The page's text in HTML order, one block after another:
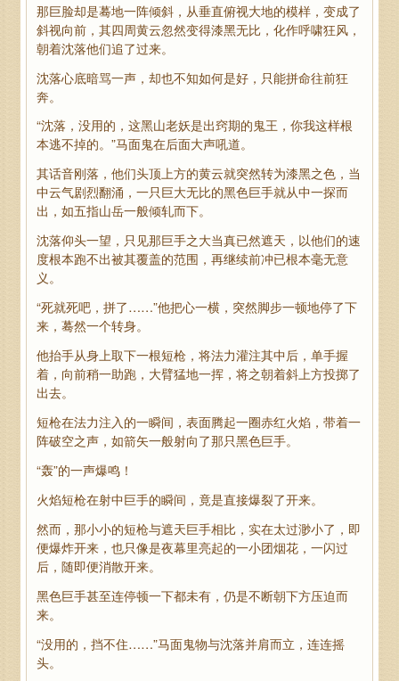
那巨脸却是蓦地一阵倾斜，从垂直俯视大地的模样，变成了
斜视向前，其四周黄云忽然变得漆黑无比，化作呼啸狂风，
朝着沈落他们追了过来。
沈落心底暗骂一声，却也不知如何是好，只能拼命往前狂
奔。
“沈落，没用的，这黑山老妖是出窍期的鬼王，你我这样根
本逃不掉的。”马面鬼在后面大声吼道。
其话音刚落，他们头顶上方的黄云就突然转为漆黑之色，当
中云气剧烈翻涌，一只巨大无比的黑色巨手就从中一探而
出，如五指山岳一般倾轧而下。
沈落仰头一望，只见那巨手之大当真已然遮天，以他们的速
度根本跑不出被其覆盖的范围，再继续前冲已根本毫无意
义。
“死就死吧，拼了……”他把心一横，突然脚步一顿地停了下
来，蓦然一个转身。
他抬手从身上取下一根短枪，将法力灌注其中后，单手握
着，向前稍一助跑，大臂猛地一挥，将之朝着斜上方投掷了
出去。
短枪在法力注入的一瞬间，表面腾起一圈赤红火焰，带着一
阵破空之声，如箭矢一般射向了那只黑色巨手。
“轰”的一声爆鸣！
火焰短枪在射中巨手的瞬间，竟是直接爆裂了开来。
然而，那小小的短枪与遮天巨手相比，实在太过渺小了，即
便爆炸开来，也只像是夜幕里亮起的一小团烟花，一闪过
后，随即便消散开来。
黑色巨手甚至连停顿一下都未有，仍是不断朝下方压迫而
来。
“没用的，挡不住……”马面鬼物与沈落并肩而立，连连摇
头。